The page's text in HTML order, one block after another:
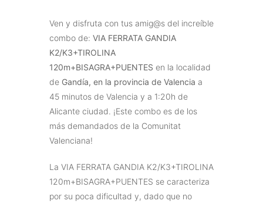
Ven y disfruta con tus amig@s del increíble
combo de: VIA FERRATA GANDIA
K2/K3+TIROLINA
120m+BISAGRA+PUENTES en la localidad
de Gandía, en la provincia de Valencia a
45 minutos de Valencia y a 1:20h de
Alicante ciudad. ¡Este combo es de los
más demandados de la Comunitat
Valenciana!
La VIA FERRATA GANDIA K2/K3+TIROLINA
120m+BISAGRA+PUENTES se caracteriza
por su poca dificultad y, dado que no